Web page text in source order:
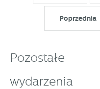
Poprzednia
Pozostałe
wydarzenia